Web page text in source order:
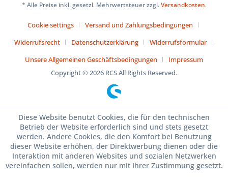
* Alle Preise inkl. gesetzl. Mehrwertsteuer zzgl.Versandkosten.
Cookie settings
Versand und Zahlungsbedingungen
Widerrufsrecht
Datenschutzerklärung
Widerrufsformular
Unsere Allgemeinen Geschäftsbedingungen
Impressum
Copyright © 2026 RCS All Rights Reserved.
Diese Website benutzt Cookies, die für den technischen
Betrieb der Website erforderlich sind und stets gesetzt
werden. Andere Cookies, die den Komfort bei Benutzung
dieser Website erhöhen, der Direktwerbung dienen oder die
Interaktion mit anderen Websites und sozialen Netzwerken
vereinfachen sollen, werden nur mit Ihrer Zustimmung gesetzt.